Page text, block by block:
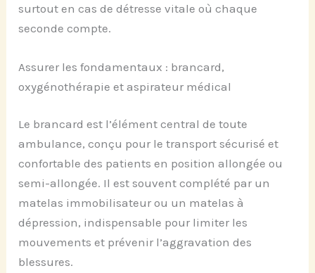
surtout en cas de détresse vitale où chaque
seconde compte.
Assurer les fondamentaux : brancard,
oxygénothérapie et aspirateur médical
Le brancard est l’élément central de toute
ambulance, conçu pour le transport sécurisé et
confortable des patients en position allongée ou
semi-allongée. Il est souvent complété par un
matelas immobilisateur ou un matelas à
dépression, indispensable pour limiter les
mouvements et prévenir l’aggravation des
blessures.